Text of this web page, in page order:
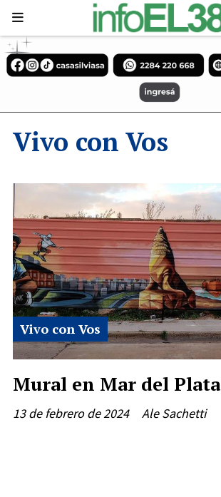
Vivo con Vos
Mural en Mar del Plata
Ale Sachetti
Vivo con Vos
13 de febrero de 2024